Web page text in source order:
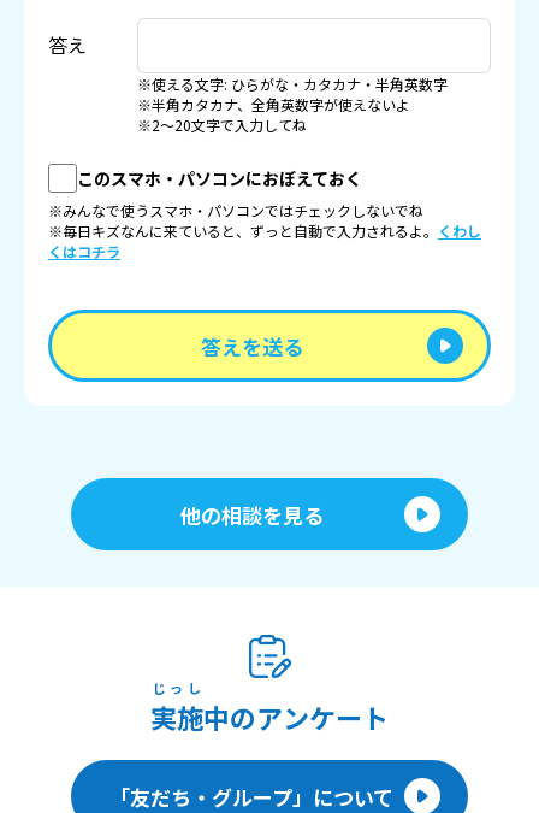
答え
※使える文字: ひらがな・カタカナ・半角英数字
※半角カタカナ、全角英数字が使えないよ
※2〜20文字で入力してね
このスマホ・パソコンにおぼえておく
※みんなで使うスマホ・パソコンではチェックしないでね
※毎日キズなんに来ていると、ずっと自動で入力されるよ。 くわし
くはコチラ
答えを送る
他の相談を見る
実施
じっし
中のアンケート
「友だち・グループ」について